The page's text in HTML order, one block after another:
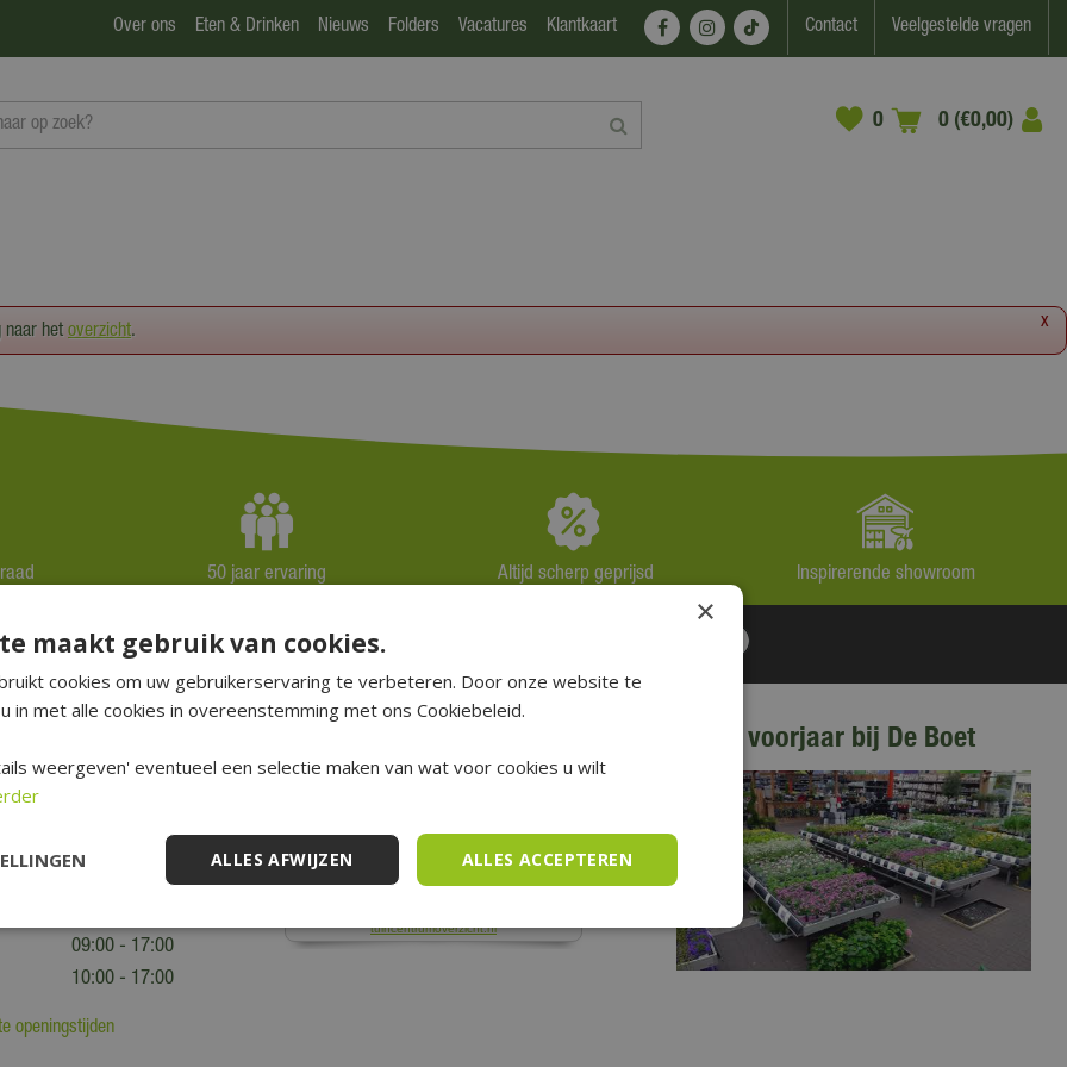
Over ons Eten & Drinken Nieuws Folders Vacatures Klantkaart Contact Veelgestelde vragen
0 (€0,00)
x
naar het overzicht.
50 jaar ervaring Altijd scherp geprijsd Inspirerende showroom
09:00 - 18:00
09:00 - 18:00
09:00 - 17:00
10:00 - 17:00
openingstijden
Het is voorjaar bij De Boet
×
maakt gebruik van cookies.
cookies om uw gebruikerservaring te verbeteren. Door onze website te
in met alle cookies in overeenstemming met ons Cookiebeleid.
weergeven' eventueel een selectie maken van wat voor cookies u wilt
ALLES ACCEPTEREN
ALLES AFWIJZEN